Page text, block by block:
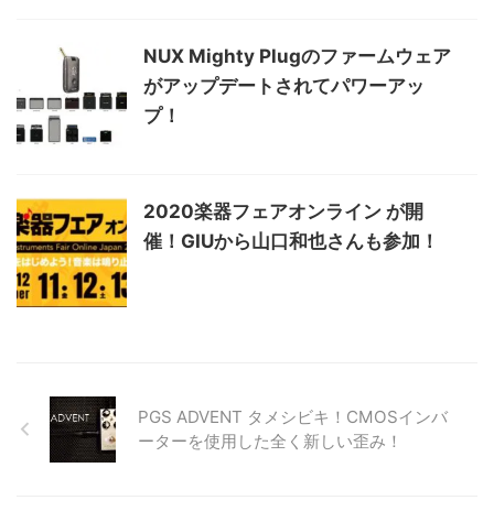
NUX Mighty Plugのファームウェア
がアップデートされてパワーアッ
プ！
2020楽器フェアオンライン が開
催！GIUから山口和也さんも参加！
PGS ADVENT タメシビキ！CMOSインバ
ーターを使用した全く新しい歪み！